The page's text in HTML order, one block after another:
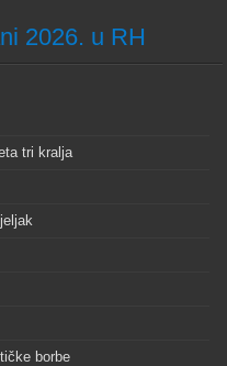
2026. u RH
tri kralja
borbe